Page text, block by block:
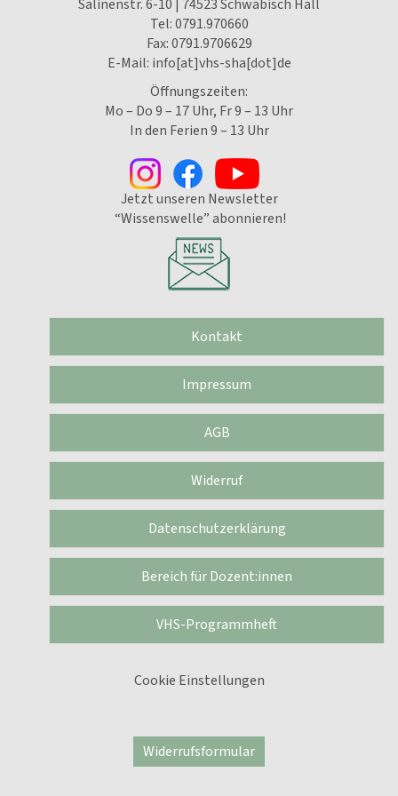
Salinenstr. 6-10 | 74523 Schwäbisch Hall
Tel:0791.970660
Fax: 0791.9706629
E-Mail: info[at]vhs-sha[dot]de
Öffnungszeiten:
Mo – Do 9 – 17 Uhr, Fr 9 – 13 Uhr
In den Ferien 9 – 13 Uhr
Jetzt unseren Newsletter
“Wissenswelle” abonnieren!
Kontakt
Impressum
AGB
Widerruf
Datenschutzerklärung
Bereich für Dozent:innen
VHS-Programmheft
Cookie Einstellungen
Widerrufsformular